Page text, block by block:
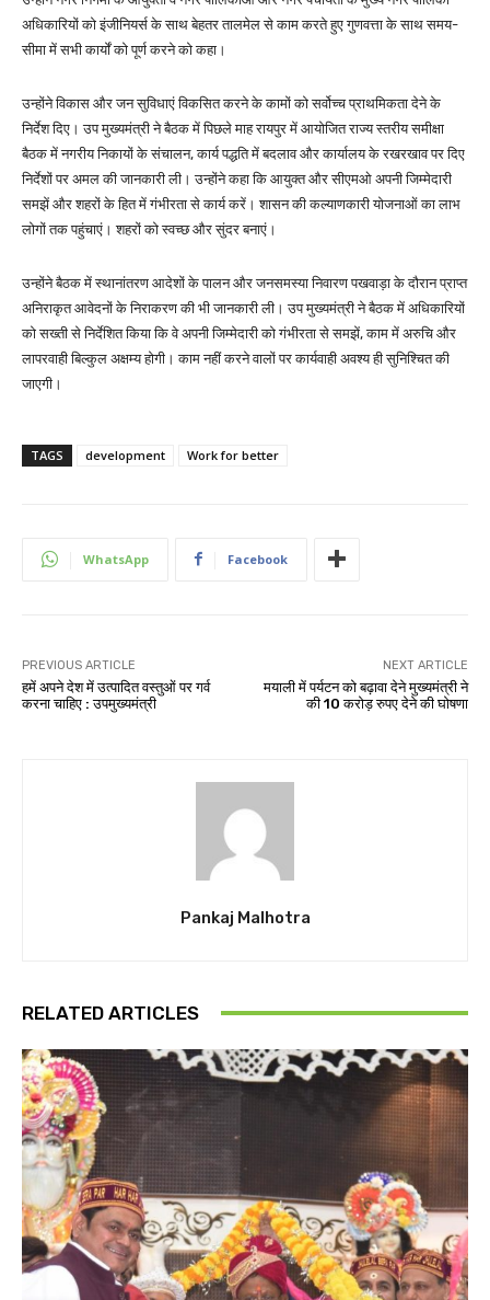
अधिकारियों को इंजीनियर्स के साथ बेहतर तालमेल से काम करते हुए गुणवत्ता के साथ समय-
सीमा में सभी कार्यों को पूर्ण करने को कहा।
उन्होंने विकास और जन सुविधाएं विकसित करने के कामों को सर्वोच्च प्राथमिकता देने के
निर्देश दिए। उप मुख्यमंत्री ने बैठक में पिछले माह रायपुर में आयोजित राज्य स्तरीय समीक्षा
बैठक में नगरीय निकायों के संचालन, कार्य पद्धति में बदलाव और कार्यालय के रखरखाव पर दिए
निर्देशों पर अमल की जानकारी ली। उन्होंने कहा कि आयुक्त और सीएमओ अपनी जिम्मेदारी
समझें और शहरों के हित में गंभीरता से कार्य करें। शासन की कल्याणकारी योजनाओं का लाभ
लोगों तक पहुंचाएं। शहरों को स्वच्छ और सुंदर बनाएं।
उन्होंने बैठक में स्थानांतरण आदेशों के पालन और जनसमस्या निवारण पखवाड़ा के दौरान प्राप्त
अनिराकृत आवेदनों के निराकरण की भी जानकारी ली। उप मुख्यमंत्री ने बैठक में अधिकारियों
को सख्ती से निर्देशित किया कि वे अपनी जिम्मेदारी को गंभीरता से समझें, काम में अरुचि और
लापरवाही बिल्कुल अक्षम्य होगी। काम नहीं करने वालों पर कार्यवाही अवश्य ही सुनिश्चित की
जाएगी।
TAGS development Work for better
WhatsApp Facebook
PREVIOUS ARTICLE
हमें अपने देश में उत्पादित वस्तुओं पर गर्व
करना चाहिए : उपमुख्यमंत्री
NEXT ARTICLE
मयाली में पर्यटन को बढ़ावा देने मुख्यमंत्री ने
की 10 करोड़ रुपए देने की घोषणा
Pankaj Malhotra
RELATED ARTICLES